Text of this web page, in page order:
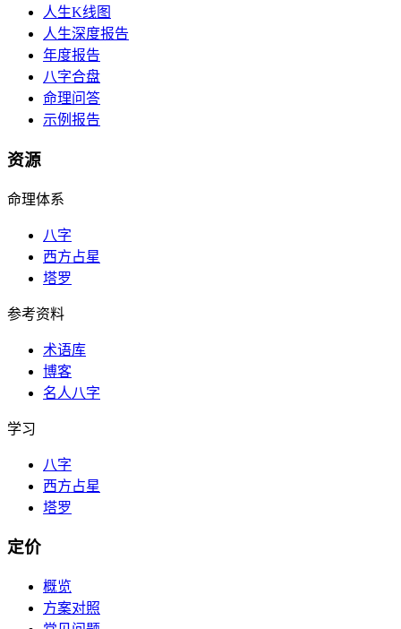
人生K线图
人生深度报告
年度报告
八字合盘
命理问答
示例报告
资源
命理体系
八字
西方占星
塔罗
参考资料
术语库
博客
名人八字
学习
八字
西方占星
塔罗
定价
概览
方案对照